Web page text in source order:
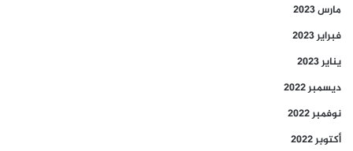
مارس 2023
فبراير 2023
يناير 2023
ديسمبر 2022
نوفمبر 2022
أكتوبر 2022